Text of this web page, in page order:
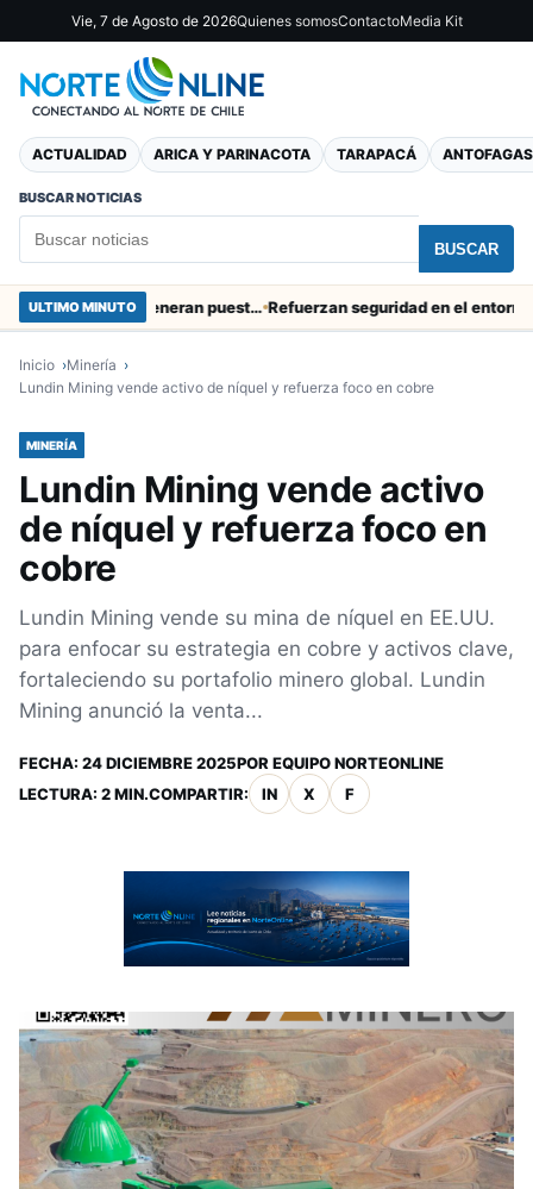
Vie, 7 de Agosto de 2026Quienes somosContactoMedia Kit
ACTUALIDAD ARICA Y PARINACOTA TARAPACÁ
BUSCAR NOTICIAS
BUSCAR
ULTIMO MINUTO Obras de Aguas del Altiplano en Arica generan puestos de trabajo Refuerzan seguridad en el entorno
Inicio
Minería
Lundin Mining vende activo de níquel y refuerza foco en cobre
MINERÍA
Lundin Mining vende activo
de níquel y refuerza foco en
cobre
Lundin Mining vende su mina de níquel en EE.UU.
para enfocar su estrategia en cobre y activos clave,
fortaleciendo su portafolio minero global. Lundin
Mining anunció la venta...
FECHA: 24 DICIEMBRE 2025POR EQUIPO NORTEONLINE
LECTURA: 2 MIN.COMPARTIR: IN X F